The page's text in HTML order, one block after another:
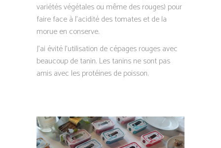
variétés végétales ou même des rouges) pour
faire face à l’acidité des tomates et de la
morue en conserve.
J’ai évité l’utilisation de cépages rouges avec
beaucoup de tanin. Les tanins ne sont pas
amis avec les protéines de poisson.